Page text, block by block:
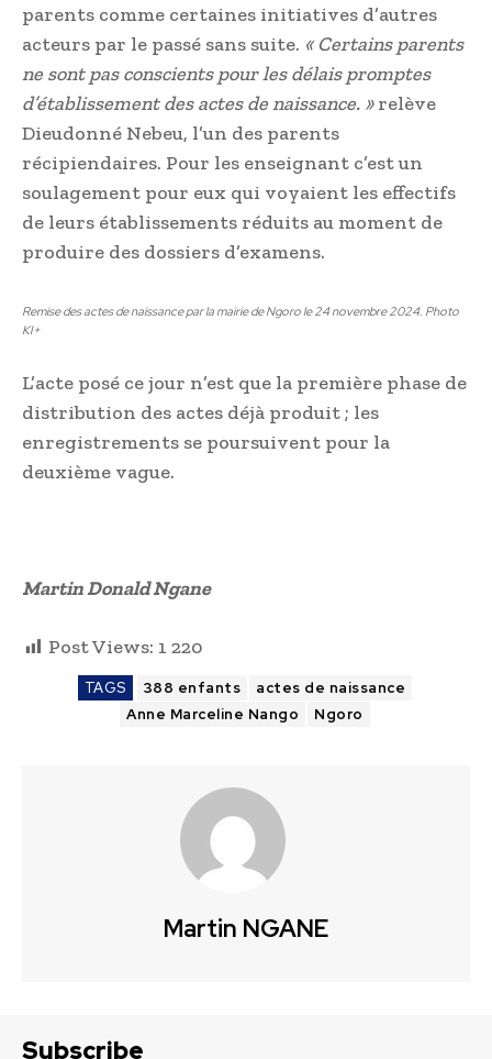
parents comme certaines initiatives d’autres
acteurs par le passé sans suite. « Certains parents
ne sont pas conscients pour les délais promptes
d’établissement des actes de naissance. »relève
Dieudonné Nebeu, l’un des parents
récipiendaires. Pour les enseignant c’est un
soulagement pour eux qui voyaient les effectifs
de leurs établissements réduits au moment de
produire des dossiers d’examens.
Remise des actes de naissance par la mairie de Ngoro le 24 novembre 2024. Photo
KI+
L’acte posé ce jour n’est que la première phase de
distribution des actes déjà produit ; les
enregistrements se poursuivent pour la
deuxième vague.
Martin Donald Ngane
Post Views: 1 220
TAGS 388 enfants
actes de naissance
Anne Marceline Nango
Ngoro
Martin NGANE
Subscribe